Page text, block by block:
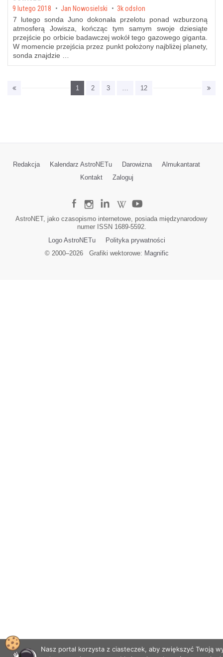
Posted on
9 lutego 2018 byJan Nowosielski 3k odsłon
7 lutego sonda Juno dokonała przelotu ponad wzburzoną
atmosferą Jowisza, kończąc tym samym swoje dziesiąte
przejście po orbicie badawczej wokół tego gazowego giganta.
W momencie przejścia przez punkt położony najbliżej planety,
sonda znajdzie …
1 2 3 … 12
Redakcja Kalendarz AstroNETu Darowizna
Almukantarat
Kontakt
Zaloguj
AstroNET, jako czasopismo internetowe, posiada międzynarodowy
numer ISSN 1689-5592.
Logo AstroNETu
Polityka prywatności
© 2000–2026Grafiki wektorowe: Magnific
Nasz portal korzysta z ciasteczek, aby zwiększyć Twoją